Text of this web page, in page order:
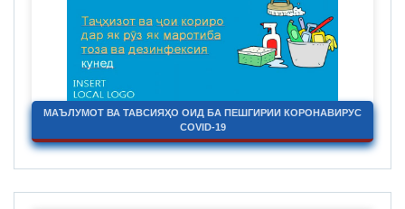
МАЪЛУМОТ ВА ТАВСИЯҲО ОИД БА ПЕШГИРИИ КОРОНАВИРУС
COVID-19